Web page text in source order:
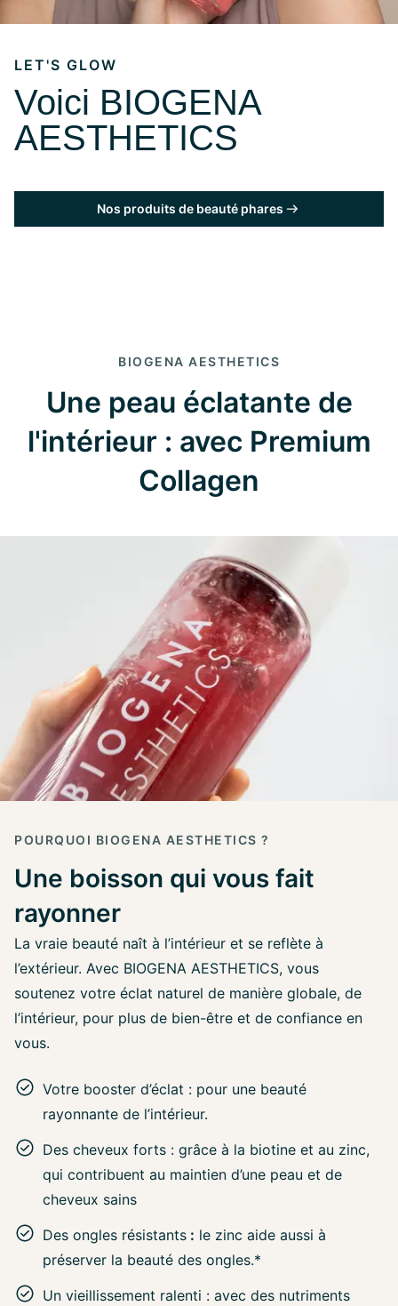
LET'S GLOW
Voici BIOGENA
AESTHETICS
Nos produits de beauté phares
BIOGENA AESTHETICS
Une peau éclatante de
l'intérieur : avec Premium
Collagen
POURQUOI BIOGENA AESTHETICS ?
Une boisson qui vous fait
rayonner
La vraie beauté naît à l’intérieur et se reflète à
l’extérieur. Avec BIOGENA AESTHETICS, vous
soutenez votre éclat naturel de manière globale, de
l’intérieur, pour plus de bien-être et de confiance en
vous.
Votre booster d’éclat : pour une beauté
rayonnante de l’intérieur.
Des cheveux forts : grâce à la biotine et au zinc,
qui contribuent au maintien d’une peau et de
cheveux sains
Des ongles résistants : le zinc aide aussi à
préserver la beauté des ongles.*
Un vieillissement ralenti : avec des nutriments